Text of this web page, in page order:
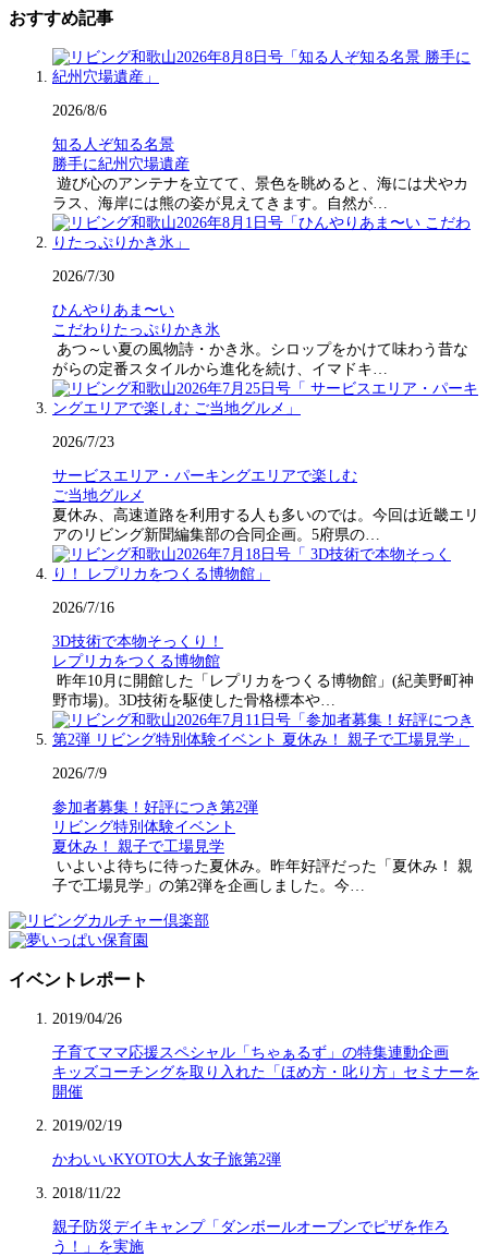
おすすめ記事
2026/8/6
知る人ぞ知る名景
勝手に紀州穴場遺産
遊び心のアンテナを立てて、景色を眺めると、海には犬やカ
ラス、海岸には熊の姿が見えてきます。自然が…
2026/7/30
ひんやりあま〜い
こだわりたっぷりかき氷
あつ～い夏の風物詩・かき氷。シロップをかけて味わう昔な
がらの定番スタイルから進化を続け、イマドキ…
2026/7/23
サービスエリア・パーキングエリアで楽しむ
ご当地グルメ
夏休み、高速道路を利用する人も多いのでは。今回は近畿エリ
アのリビング新聞編集部の合同企画。5府県の…
2026/7/16
3D技術で本物そっくり！
レプリカをつくる博物館
昨年10月に開館した「レプリカをつくる博物館」(紀美野町神
野市場)。3D技術を駆使した骨格標本や…
2026/7/9
参加者募集！好評につき第2弾
リビング特別体験イベント
夏休み！ 親子で工場見学
いよいよ待ちに待った夏休み。昨年好評だった「夏休み！ 親
子で工場見学」の第2弾を企画しました。今…
イベントレポート
2019/04/26
子育てママ応援スペシャル「ちゃぁるず」の特集連動企画
キッズコーチングを取り入れた「ほめ方・叱り方」セミナーを
開催
2019/02/19
かわいいKYOTO大人女子旅第2弾
2018/11/22
親子防災デイキャンプ「ダンボールオーブンでピザを作ろ
う！」を実施